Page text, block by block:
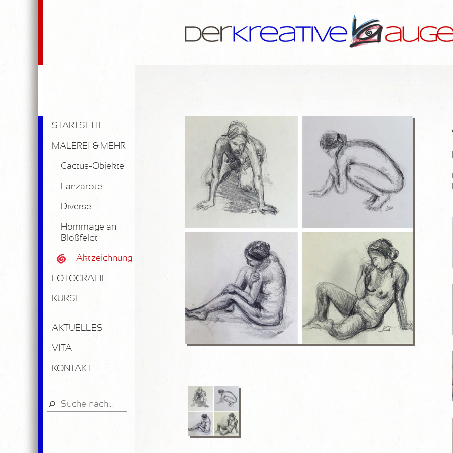
STARTSEITE
MALEREI & MEHR
Cactus-Objekte
Lanzarote
Diverse
Hommage an
Bloßfeldt
Aktzeichnungen
FOTOGRAFIE
KURSE
AKTUELLES
VITA
KONTAKT